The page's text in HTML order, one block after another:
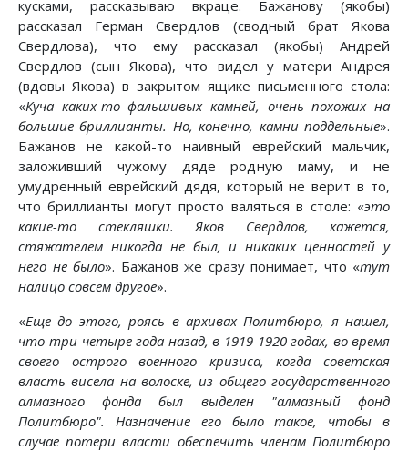
кусками, рассказываю вкраце. Бажанову (якобы)
рассказал Герман Свердлов (сводный брат Якова
Свердлова), что ему рассказал (якобы) Андрей
Свердлов (сын Якова), что видел у матери Андрея
(вдовы Якова) в закрытом ящике письменного стола:
«Куча каких-то фальшивых камней, очень похожих на
большие бриллианты. Но, конечно, камни поддельные».
Бажанов не какой-то наивный еврейский мальчик,
заложивший чужому дяде родную маму, и не
умудренный еврейский дядя, который не верит в то,
что бриллианты могут просто валяться в столе: «это
какие-то стекляшки. Яков Свердлов, кажется,
стяжателем никогда не был, и никаких ценностей у
него не было». Бажанов же сразу понимает, что «тут
налицо совсем другое».
«Еще до этого, роясь в архивах Политбюро, я нашел,
что три-четыре года назад, в 1919-1920 годах, во время
своего острого военного кризиса, когда советская
власть висела на волоске, из общего государственного
алмазного фонда был выделен "алмазный фонд
Политбюро". Назначение его было такое, чтобы в
случае потери власти обеспечить членам Политбюро